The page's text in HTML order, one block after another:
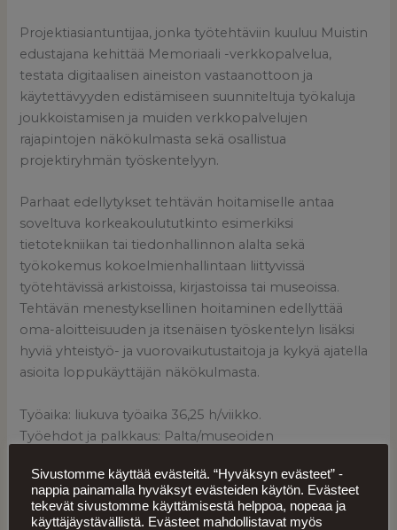
Projektiasiantuntijaa, jonka työtehtäviin kuuluu Muistin
edustajana kehittää Memoriaali -verkkopalvelua,
testata digitaalisen aineiston vastaanottoon ja
käytettävyyden edistämiseen suunniteltuja työkaluja
joukkoistamisen ja muiden verkkopalvelujen
rajapintojen näkökulmasta sekä osallistua
projektiryhmän työskentelyyn.
Parhaat edellytykset tehtävän hoitamiselle antaa
soveltuva korkeakoulututkinto esimerkiksi
tietotekniikan tai tiedonhallinnon alalta sekä
työkokemus kokoelmienhallintaan liittyvissä
työtehtävissä arkistoissa, kirjastoissa tai museoissa.
Tehtävän menestyksellinen hoitaminen edellyttää
oma-aloitteisuuden ja itsenäisen työskentelyn lisäksi
hyviä yhteistyö- ja vuorovaikutustaitoja ja kykyä ajatella
asioita loppukäyttäjän näkökulmasta.
Työaika: liukuva työaika 36,25 h/viikko.
Työehdot ja palkkaus: Palta/museoiden
Tehtävän täytössä noudatamme koeaikaa.
Jätä hakemus 24.5. klo 24 mennessä. Täytä
Sivustomme käyttää evästeitä. “Hyväksyn evästeet” -
nappia painamalla hyväksyt evästeiden käytön. Evästeet
tekevät sivustomme käyttämisestä helppoa, nopeaa ja
käyttäjäystävällistä. Evästeet mahdollistavat myös